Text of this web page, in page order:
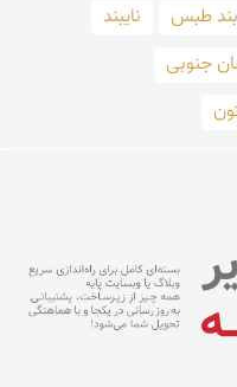
طبس
نایبند
جنوبی